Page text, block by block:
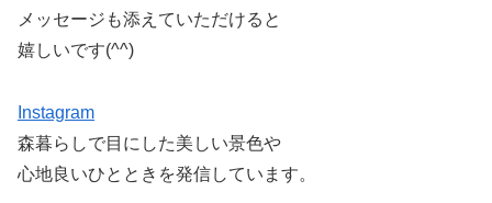
メッセージも添えていただけると
嬉しいです(^^)
Instagram
森暮らしで目にした美しい景色や
心地良いひとときを発信しています。